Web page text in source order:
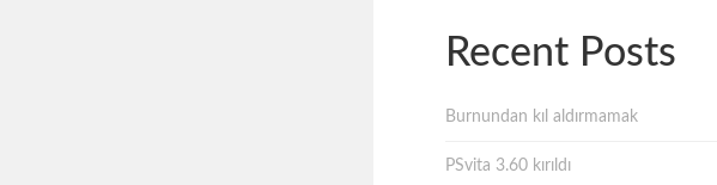
Recent Posts
Burnundan kıl aldırmamak
PSvita 3.60 kırıldı